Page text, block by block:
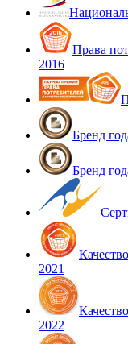
Права
2016
Бренд
Бренд
2021
2022